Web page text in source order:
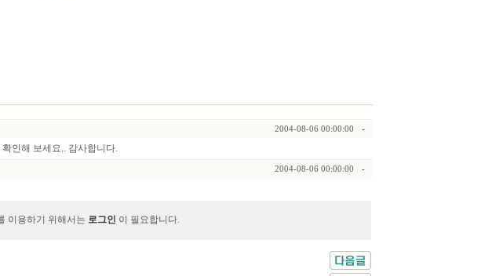
2004-08-06 00:00:00 -
인해 보세요.. 감사합니다.
2004-08-06 00:00:00 -
이용하기 위해서는 로그인 이 필요합니다.